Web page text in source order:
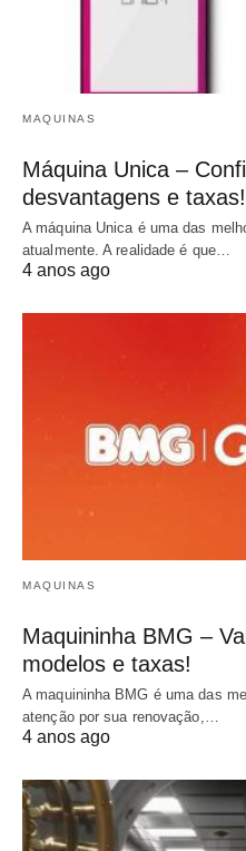
MAQUINAS
Máquina Unica –
desvantagens e taxas!
A máquina Unica é uma das
atualmente. A realidade é que…
4 anos ago
MAQUINAS
Maquininha BMG –
modelos e taxas!
A maquininha BMG é uma das
atenção por sua renovação,…
4 anos ago